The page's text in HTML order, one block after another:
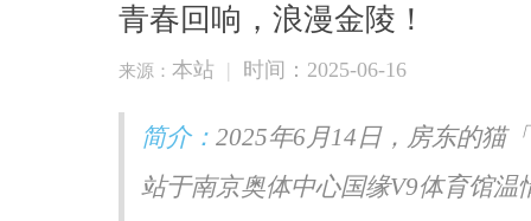
青春回响，浪漫金陵！
来源： 本站 | 时间：2025-06-16
简介： 2025年6月14日，房东的猫
站于南京奥体中心国缘V9体育馆